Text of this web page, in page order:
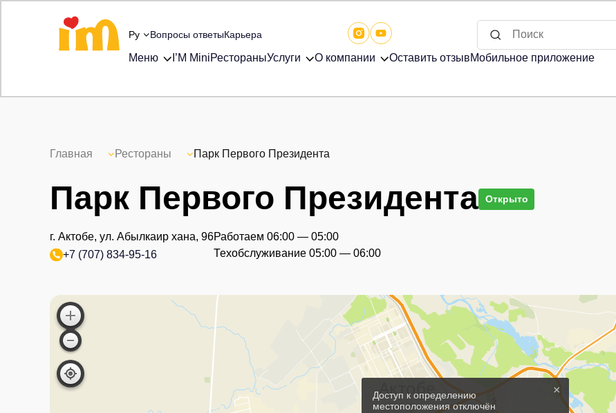
Ру Вопросы ответыКарьера
Меню
I’M MiniРестораныУслуги О компании Оставить отзывМобильное
Главная Рестораны Парк Первого Президента
Парк Первого Президента
г. Актобе, ул. Абылкаир хана, 96
+7 (707) 834-95-16
Работаем 06:00 — 05:00
Техобслуживание 05:00 — 06:00
×
Доступ к определению
местоположения отключён